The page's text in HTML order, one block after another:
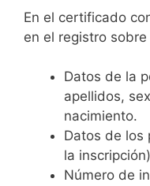
En el certificado
en el registro
Datos de la
apellidos,
nacimiento.
Datos de los
la
Número de